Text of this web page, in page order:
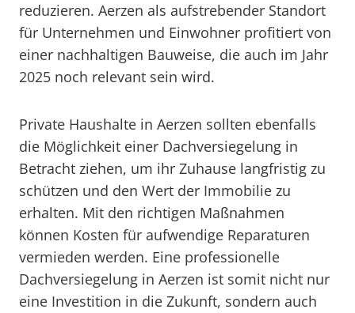
reduzieren. Aerzen als aufstrebender Standort
für Unternehmen und Einwohner profitiert von
einer nachhaltigen Bauweise, die auch im Jahr
2025 noch relevant sein wird.
Private Haushalte in Aerzen sollten ebenfalls
die Möglichkeit einer Dachversiegelung in
Betracht ziehen, um ihr Zuhause langfristig zu
schützen und den Wert der Immobilie zu
erhalten. Mit den richtigen Maßnahmen
können Kosten für aufwendige Reparaturen
vermieden werden. Eine professionelle
Dachversiegelung in Aerzen ist somit nicht nur
eine Investition in die Zukunft, sondern auch